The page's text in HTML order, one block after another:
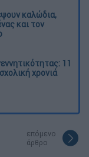
καλώδια,
και τον
11
χρονιά
επόμενο
άρθρο